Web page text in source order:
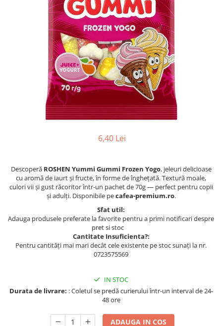
6,40 Lei
Descoperă ROSHEN Yummi Gummi Frozen Yogo, jeleuri delicioase
cu aromă de iaurt și fructe, în forme de înghețată. Textură moale,
culori vii și gust răcoritor într-un pachet de 70g — perfect pentru copii
și adulți. Disponibile pecafea-premium.ro.
Sfat util:
Adauga produsele preferate la favorite pentru a primi notificari despre
pret si stoc
Cantitate Insuficienta?:
Pentru cantități mai mari decât cele existente pe stoc sunați la nr.
0723575569
IN STOC
Durata de livrare: : Coletul se predă curierului într-un interval de 24-
48 ore
ADAUGA IN COS